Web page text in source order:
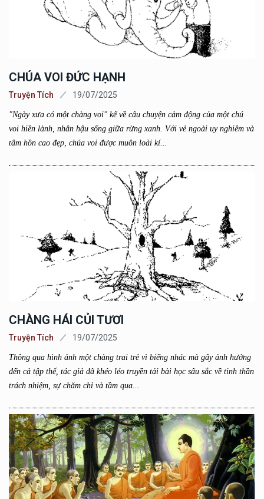
CHÚA VOI ĐỨC HẠNH
Truyện Tích 19/07/2025
"Ngày xưa có một chàng voi" kể về câu chuyện cảm động của một chú
voi hiền lành, nhân hậu sống giữa rừng xanh. Với vẻ ngoài uy nghiêm và
tâm hồn cao đẹp, chúa voi được muôn loài kí...
CHÀNG HÁI CỦI TƯƠI
Truyện Tích 19/07/2025
Thông qua hình ảnh một chàng trai trẻ vì biếng nhác mà gây ảnh hưởng
đến cả tập thể, tác giả đã khéo léo truyền tải bài học sâu sắc về tinh thần
trách nhiệm, sự chăm chỉ và tầm qua...